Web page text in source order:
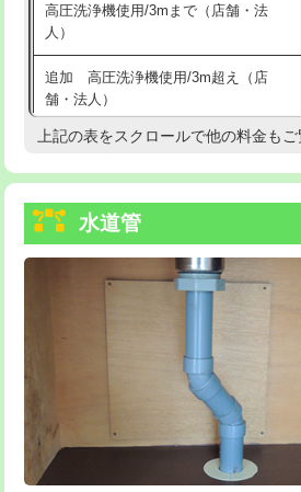
給水管工事※（土の掘削・埋め戻し作
業)
給水管工事※（塩ビ管（VP・HI）使
用/3ｍまで)
給水管工事※（塩ビ管（VP・HI）使
給水管工事※（ライニング鋼管・銅
管・ポリ管・HT管使用/3ｍまで)
給水管工事※（ライニング鋼管・銅
管・ポリ管・HT管使用/3ｍ超え)
排水管工事（土の掘削・埋め戻し作
排水管工事（排水管工事/3ｍまで）
排水管工事（追加 排水管工事/3ｍ超
高圧洗浄機使用/3mまで（店舗・法
人）
追加 高圧洗浄機使用/3m超え（店
舗・法人）
高度高圧洗浄換
トーラー機使用/3mまで
追加トーラー機使用/3m超え
止水・漏水調査・防水処理・清掃・修
理・調整・分解・加工など（軽作業）
止水・漏水調査・防水処理・清掃・修
上記の表をスクロールで他の料金もご
水道管